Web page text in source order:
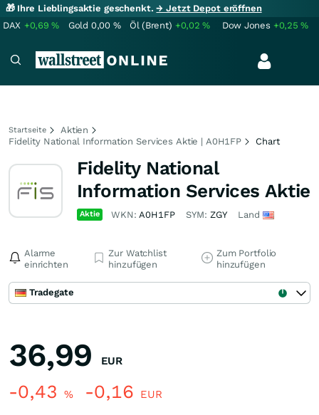
🎁 Ihre Lieblingsaktie geschenkt.→ Jetzt Depot eröffnen
DAX +0,69% Gold 0,00 % Öl (Brent) +0,02% Dow Jones +0,25%
Startseite
Aktien
Fidelity National Information Services Aktie | A0H1FP
Chart
Fidelity National
Information Services Aktie
Aktie WKN:A0H1FP SYM: ZGY Land
Alarme
einrichten
Zur Watchlist
hinzufügen
Zum Portfolio
hinzufügen
Tradegate
36,99 EUR
-0,43 % -0,16 EUR